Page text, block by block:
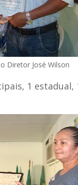
Diretor José Wilson
1